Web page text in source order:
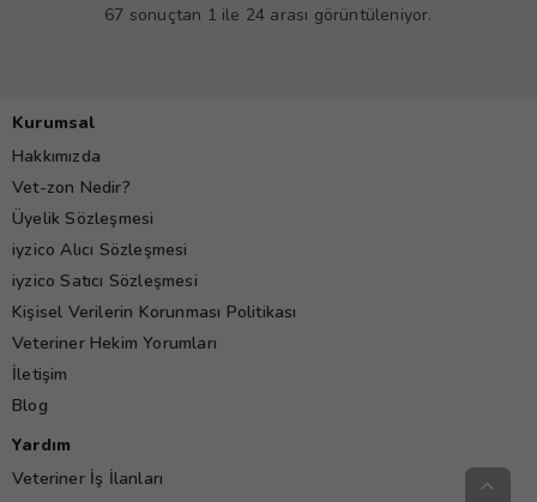
67 sonuçtan 1 ile 24 arası görüntüleniyor.
Kurumsal
Hakkımızda
Vet-zon Nedir?
Üyelik Sözleşmesi
iyzico Alıcı Sözleşmesi
iyzico Satıcı Sözleşmesi
Kişisel Verilerin Korunması Politikası
Veteriner Hekim Yorumları
İletişim
Blog
Yardım
Veteriner İş İlanları